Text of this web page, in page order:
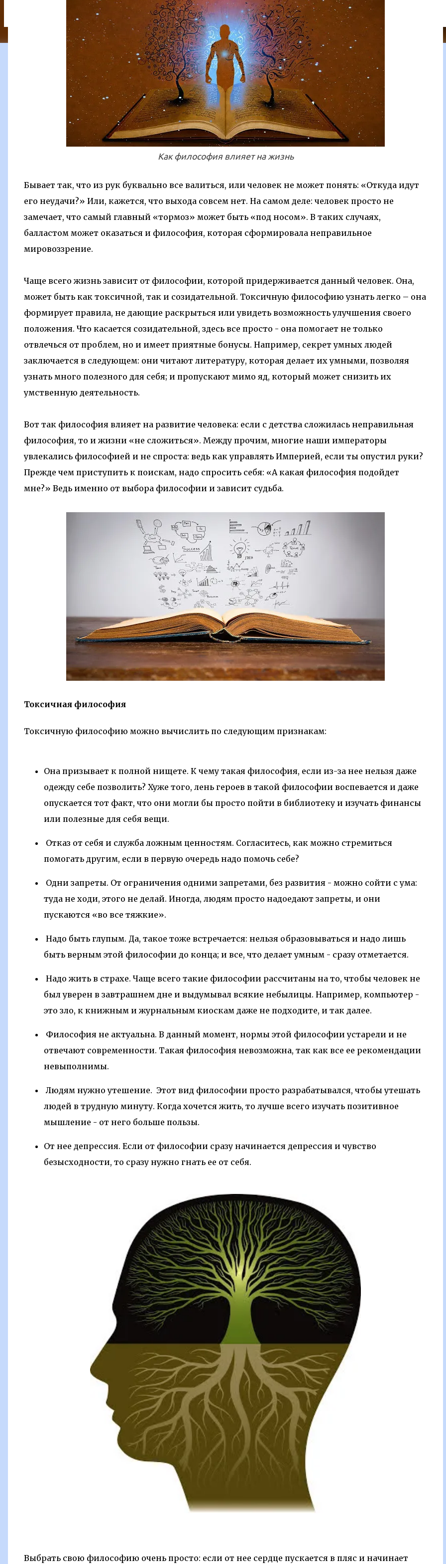
онемения? Раненные в битве солдаты или пострадавшие при аварии люди редко сразу
осознают, насколько серьезны их травмы. В пылу соревнования атлет может даже не
почувствовать боли от полученных травм до тех пор, пока не закончится игра. Это примеры
того, как работают эндорфины . Исследованиями доктора Ганса Селье было установлено, что
страх или гнев вызывают у человека выброс адреналина, что придает ему энергию для битвы
или бегства. ...
Как философия влияет на жизнь
Бывает так, что из рук буквально все валиться, или человек не может понять: «Откуда идут
его неудачи?» Или, кажется, что выхода совсем нет. На самом деле: человек просто не
замечает, что самый главный «тормоз» может быть «под носом». В таких случаях,
балластом может оказаться и философия, которая сформировала неправильное
мировоззрение.
Чаще всего жизнь зависит от философии, которой придерживается данный человек. Она,
может быть как токсичной, так и созидательной. Токсичную философию узнать легко – она
формирует правила, не дающие раскрыться или увидеть возможность улучшения своего
положения. Что касается созидательной, здесь все просто - она помогает не только
отвлечься от проблем, но и имеет приятные бонусы. Например, секрет умных людей
заключается в следующем: они читают литературу, которая делает их умными, позволяя
узнать много полезного для себя; и пропускают мимо яд, который может снизить их
умственную деятельность.
Вот так философия влияет на развитие человека: если с детства сложилась неправильная
философия, то и жизни «не сложиться». Между прочим, многие наши императоры
увлекались философией и не спроста: ведь как управлять Империей, если ты опустил руки?
Прежде чем приступить к поискам, надо спросить себя: «А какая философия подойдет
мне?» Ведь именно от выбора философии и зависит судьба.
Токсичная философия
Токсичную философию можно вычислить по следующим признакам:
Она призывает к полной нищете. К чему такая философия, если из-за нее нельзя даже
одежду себе позволить? Хуже того, лень героев в такой философии воспевается и даже
опускается тот факт, что они могли бы просто пойти в библиотеку и изучать финансы
или полезные для себя вещи.
Отказ от себя и служба ложным ценностям. Согласитесь, как можно стремиться
помогать другим, если в первую очередь надо помочь себе?
Одни запреты. От ограничения одними запретами, без развития - можно сойти с ума:
туда не ходи, этого не делай. Иногда, людям просто надоедают запреты, и они
пускаются «во все тяжкие».
Надо быть глупым. Да, такое тоже встречается: нельзя образовываться и надо лишь
быть верным этой философии до конца; и все, что делает умным - сразу отметается.
Надо жить в страхе. Чаще всего такие философии рассчитаны на то, чтобы человек не
был уверен в завтрашнем дне и выдумывал всякие небылицы. Например, компьютер -
это зло, к книжным и журнальным киоскам даже не подходите, и так далее.
Философия не актуальна. В данный момент, нормы этой философии устарели и не
отвечают современности. Такая философия невозможна, так как все ее рекомендации
невыполнимы.
Людям нужно утешение. Этот вид философии просто разрабатывался, чтобы утешать
людей в трудную минуту. Когда хочется жить, то лучше всего изучать позитивное
мышление - от него больше пользы.
От нее депрессия. Если от философии сразу начинается депрессия и чувство
безысходности, то сразу нужно гнать ее от себя.
Выбрать свою философию очень просто: если от нее сердце пускается в пляс и начинает